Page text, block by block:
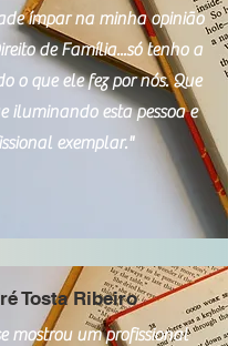
ímpar na minha opinião
de Família...só tenho a
o que ele fez por nós. Que
iluminando esta pessoa e
exemplar."
Tosta Ribeiro
mostrou um profissional